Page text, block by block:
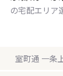
の宅配エリア
室町通 一条